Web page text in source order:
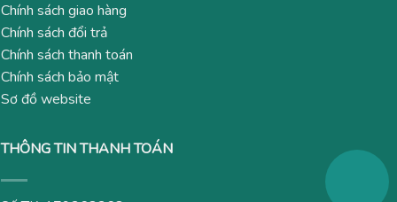
Chính sách giao hàng
Chính sách đổi trả
Chính sách thanh toán
Chính sách bảo mật
Sơ đồ website
THÔNG TIN THANH TOÁN